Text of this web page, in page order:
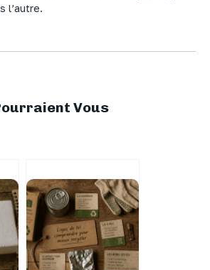
l’autre.
Vous